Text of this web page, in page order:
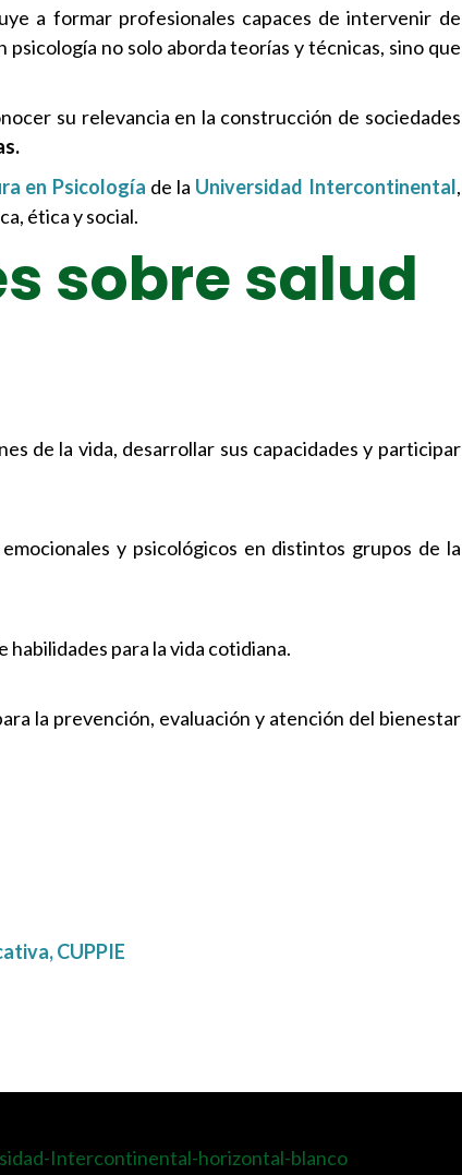
a formar profesionales capaces de intervenir de
no solo aborda teorías y técnicas, sino que
su relevancia en la construcción de sociedades
en Psicología de la Universidad Intercontinental,
ética y social.
sobre salud
de la vida, desarrollar sus capacidades y participar
y psicológicos en distintos grupos de la
para la vida cotidiana.
la prevención, evaluación y atención del bienestar
CUPPIE